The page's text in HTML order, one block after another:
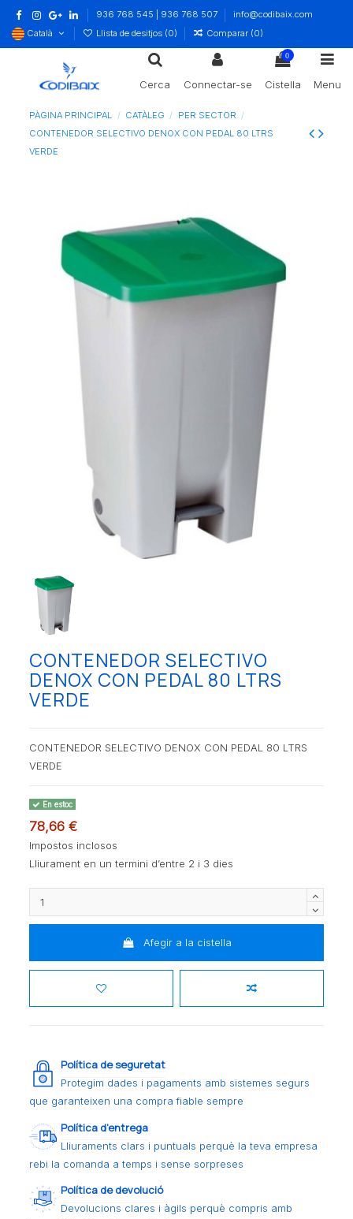
936 768 545 | 936 768 507
info@codibaix.com
Català
Llista de desitjos (0) Comparar (0)
Cerca Connectar-se
0
Cistella Menu
PÀGINA PRINCIPAL CATÀLEG
PER SECTOR
CONTENEDOR SELECTIVO DENOX CON PEDAL 80 LTRS
VERDE
CONTENEDOR SELECTIVO
DENOX CON PEDAL 80 LTRS
VERDE
CONTENEDOR SELECTIVO DENOX CON PEDAL 80 LTRS
VERDE
En estoc
78,66 €
Impostos inclosos
Lliurament en un termini d’entre 2 i 3 dies
Afegir a la cistella
Política de seguretat
Protegim dades i pagaments amb sistemes segurs
que garanteixen una compra fiable sempre
Política d’entrega
Lliuraments clars i puntuals perquè la teva empresa
rebi la comanda a temps i sense sorpreses
Política de devolució
Devolucions clares i àgils perquè compris amb